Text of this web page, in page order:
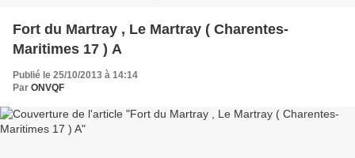
Fort du Martray , Le Martray ( Charentes-
Maritimes 17 ) A
Publié le 25/10/2013 à 14:14
Par ONVQF